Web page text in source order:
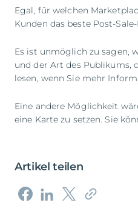
Egal, für welchen
Kunden das beste Post-
Es ist unmöglich zu sagen,
und der Art des Publikums,
lesen, wenn Sie mehr
Eine andere Möglichkeit
eine Karte zu setzen. Sie
Artikel teilen